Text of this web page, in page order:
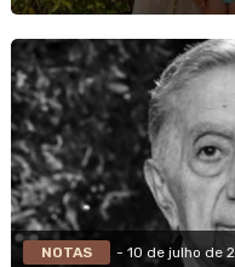
NOTAS - 10 de julho de